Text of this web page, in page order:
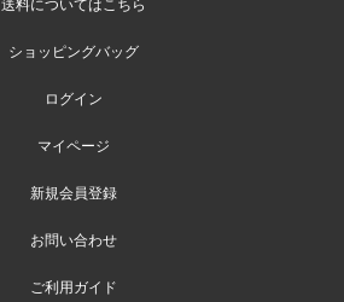
送料についてはこちら
ショッピングバッグ
ログイン
マイページ
新規会員登録
お問い合わせ
ご利用ガイド